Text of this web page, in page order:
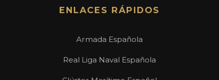
ENLACES RÁPIDOS
Armada Española
Real Liga Naval Española